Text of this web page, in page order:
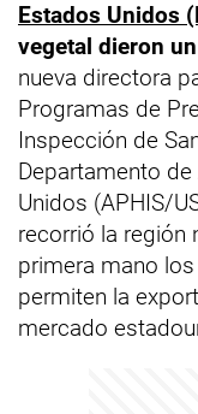
Estados Unidos
vegetal dieron
nueva directora
Programas de
Inspección de
Departamento
Unidos (APHIS/
recorrió la región
primera mano
permiten la
mercado